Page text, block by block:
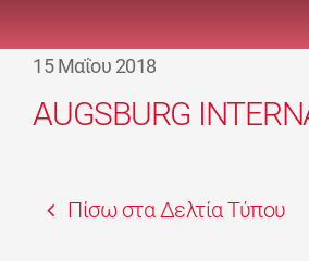
15 Μαΐου 2018
AUGSBURG
Πίσω στα Δελτία Τύπου